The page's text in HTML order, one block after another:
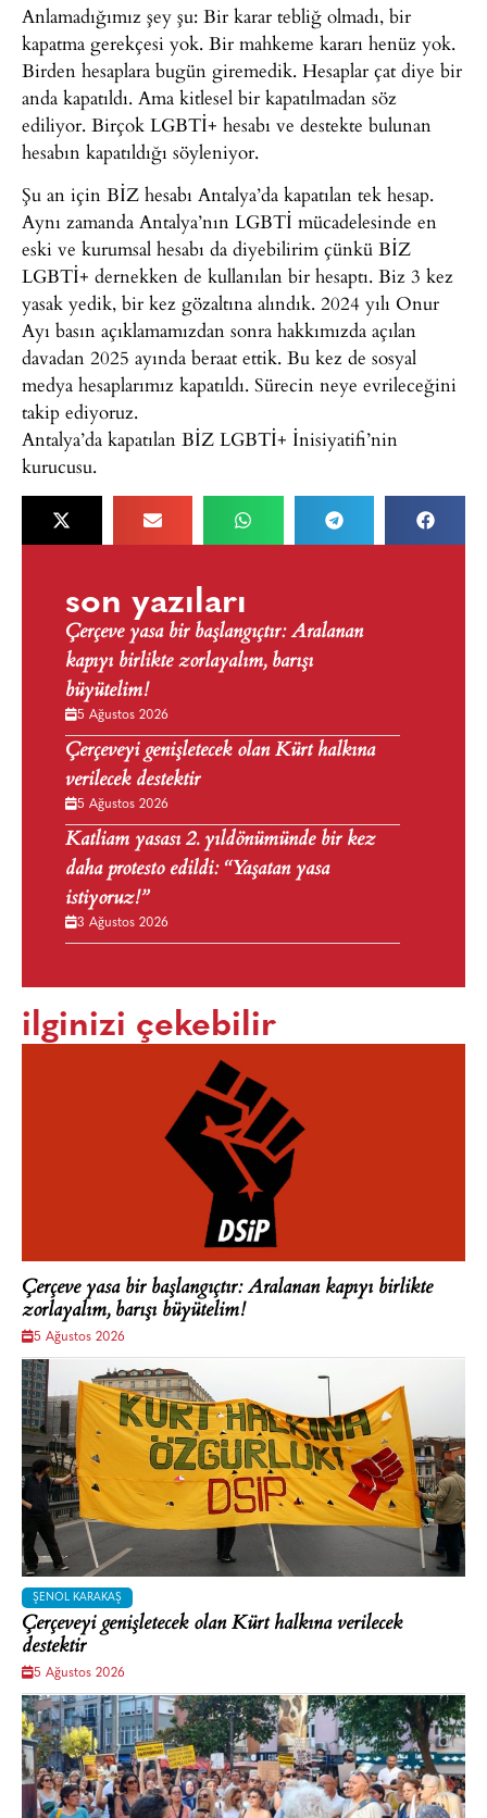
Anlamadığımız şey şu: Bir karar tebliğ olmadı, bir
kapatma gerekçesi yok. Bir mahkeme kararı henüz yok.
Birden hesaplara bugün giremedik. Hesaplar çat diye bir
anda kapatıldı. Ama kitlesel bir kapatılmadan söz
ediliyor. Birçok LGBTİ+ hesabı ve destekte bulunan
hesabın kapatıldığı söyleniyor.
Şu an için BİZ hesabı Antalya’da kapatılan tek hesap.
Aynı zamanda Antalya’nın LGBTİ mücadelesinde en
eski ve kurumsal hesabı da diyebilirim çünkü BİZ
LGBTİ+ dernekken de kullanılan bir hesaptı. Biz 3 kez
yasak yedik, bir kez gözaltına alındık. 2024 yılı Onur
Ayı basın açıklamamızdan sonra hakkımızda açılan
davadan 2025 ayında beraat ettik. Bu kez de sosyal
medya hesaplarımız kapatıldı. Sürecin neye evrileceğini
takip ediyoruz.
Antalya’da kapatılan BİZ LGBTİ+ İnisiyatifi’nin
kurucusu.
son yazıları
Çerçeve yasa bir başlangıçtır: Aralanan
kapıyı birlikte zorlayalım, barışı
büyütelim!
5 Ağustos 2026
Çerçeveyi genişletecek olan Kürt halkına
verilecek destektir
5 Ağustos 2026
Katliam yasası 2. yıldönümünde bir kez
daha protesto edildi: “Yaşatan yasa
istiyoruz!”
3 Ağustos 2026
ilginizi çekebilir
Çerçeve yasa bir başlangıçtır: Aralanan kapıyı birlikte
zorlayalım, barışı büyütelim!
5 Ağustos 2026
ŞENOL KARAKAŞ
Çerçeveyi genişletecek olan Kürt halkına verilecek
destektir
5 Ağustos 2026